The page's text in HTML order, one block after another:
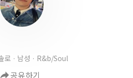
로 · 남성 · R&b/Soul
reply공유하기